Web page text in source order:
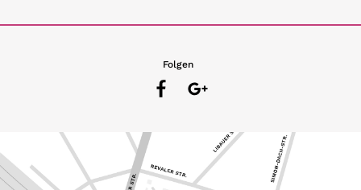
Folgen